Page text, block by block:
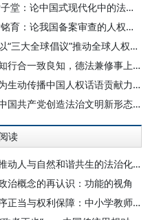
郑文阳 付子堂：论中国式现代化中的法治自信
付子堂 尹铭育：论我国备案审查的人权保障功能
付子堂：以“三大全球倡议”推动全球人权治理
付子堂：知行合一致良知，德法兼修事上练
付子堂：为生动传播中国人权话语贡献力量
付子堂：中国共产党创造法治文明新形态的历史叙事
读
秦天宝：推动人与自然和谐共生的法治化路径
治概念的再认识：功能的视角
汪莉：程序正当与权利保障：中小学教师师德失范治理的法治化调适